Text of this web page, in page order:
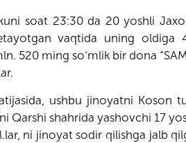
soat 23:30da 20 yoshli
vaqtida uning oldiga
. 520 ming so‘mlik bir dona
ushbu jinoyatni Koson
Qarshi shahrida yashovchi 17
.lar, ni jinoyat sodir qilishga jalb